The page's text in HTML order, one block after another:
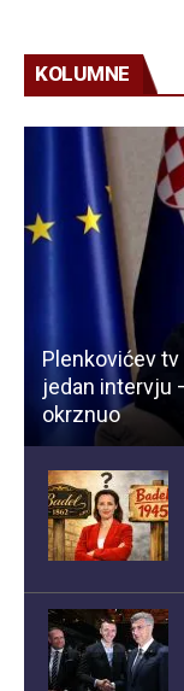
KOLUMNE
Plenkovićev
jedan intervju
okrznuo